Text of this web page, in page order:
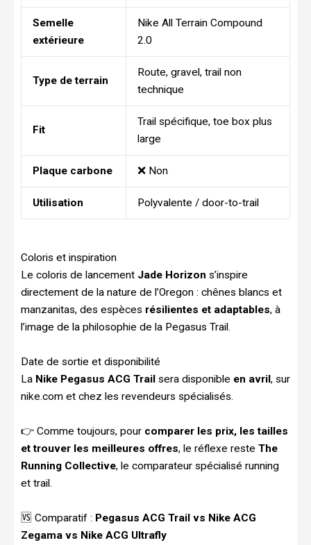
Semelle
extérieure
Nike All Terrain Compound
2.0
Type de terrain
Route, gravel, trail non
technique
Fit
Trail spécifique, toe box plus
large
Plaque carbone ❌ Non
Utilisation Polyvalente / door-to-trail
Coloris et inspiration
Le coloris de lancement Jade Horizon s’inspire
directement de la nature de l’Oregon : chênes blancs et
manzanitas, des espèces résilientes et adaptables, à
l’image de la philosophie de la Pegasus Trail.
Date de sortie et disponibilité
La Nike Pegasus ACG Trail sera disponible en avril, sur
nike.com et chez les revendeurs spécialisés.
👉 Comme toujours, pour comparer les prix, les tailles
et trouver les meilleures offres, le réflexe reste The
Running Collective, le comparateur spécialisé running
et trail.
🆚 Comparatif : Pegasus ACG Trail vs Nike ACG
Zegama vs Nike ACG Ultrafly